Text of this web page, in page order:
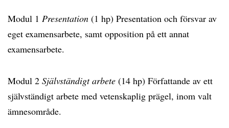
Modul 1 Presentation (1 hp) Presentation och försvar av
eget examensarbete, samt opposition på ett annat
examensarbete.
Modul 2 Självständigt arbete (14 hp) Författande av ett
självständigt arbete med vetenskaplig prägel, inom valt
ämnesområde.